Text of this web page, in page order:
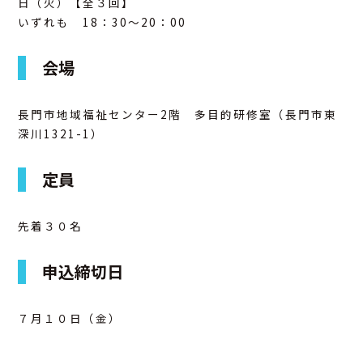
アクセス
いずれも 18：30～20：00
会場
長門市地域福祉センター2階 多目的研修室（長門市東
深川1321-1）
定員
先着３０名
申込締切日
７月１０日（金）